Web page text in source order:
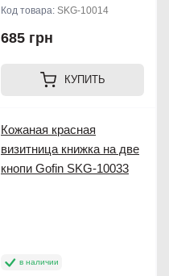
Код товара: SKG-10014
685 грн
КУПИТЬ
Кожаная красная
визитница книжка на две
кнопи Gofin SKG-10033
в наличии